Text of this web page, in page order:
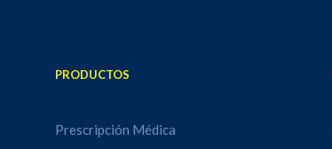
PRODUCTOS
Prescripción Médica